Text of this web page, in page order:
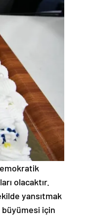
olacaktır.
yansıtmak
büyümesi için